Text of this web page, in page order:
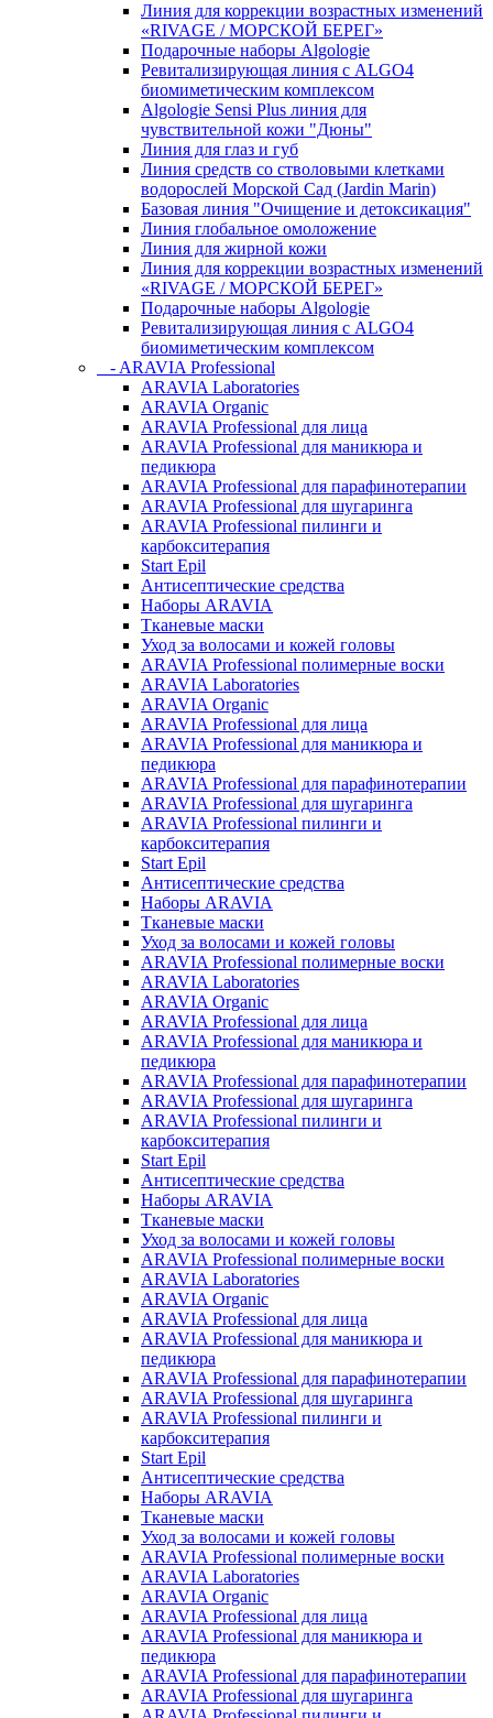
Линия для коррекции возрастных изменений
«RIVAGE / МОРСКОЙ БЕРЕГ»
Подарочные наборы Algologie
Ревитализирующая линия с ALGO4
биомиметическим комплексом
Algologie Sensi Plus линия для
чувcтвительной кожи "Дюны"
Линия для глаз и губ
Линия средств со стволовыми клетками
водорослей Морской Сад (Jardin Marin)
Базовая линия "Очищение и детоксикация"
Линия глобальное омоложение
Линия для жирной кожи
Линия для коррекции возрастных изменений
«RIVAGE / МОРСКОЙ БЕРЕГ»
Подарочные наборы Algologie
Ревитализирующая линия с ALGO4
биомиметическим комплексом
- ARAVIA Professional
ARAVIA Laboratories
ARAVIA Organic
ARAVIA Professional для лица
ARAVIA Professional для маникюра и
педикюра
ARAVIA Professional для парафинотерапии
ARAVIA Professional для шугаринга
ARAVIA Professional пилинги и
карбокситерапия
Start Epil
Антисептические средства
Наборы ARAVIA
Тканевые маски
Уход за волосами и кожей головы
ARAVIA Professional полимерные воски
ARAVIA Laboratories
ARAVIA Organic
ARAVIA Professional для лица
ARAVIA Professional для маникюра и
педикюра
ARAVIA Professional для парафинотерапии
ARAVIA Professional для шугаринга
ARAVIA Professional пилинги и
карбокситерапия
Start Epil
Антисептические средства
Наборы ARAVIA
Тканевые маски
Уход за волосами и кожей головы
ARAVIA Professional полимерные воски
ARAVIA Laboratories
ARAVIA Organic
ARAVIA Professional для лица
ARAVIA Professional для маникюра и
педикюра
ARAVIA Professional для парафинотерапии
ARAVIA Professional для шугаринга
ARAVIA Professional пилинги и
карбокситерапия
Start Epil
Антисептические средства
Наборы ARAVIA
Тканевые маски
Уход за волосами и кожей головы
ARAVIA Professional полимерные воски
ARAVIA Laboratories
ARAVIA Organic
ARAVIA Professional для лица
ARAVIA Professional для маникюра и
педикюра
ARAVIA Professional для парафинотерапии
ARAVIA Professional для шугаринга
ARAVIA Professional пилинги и
карбокситерапия
Start Epil
Антисептические средства
Наборы ARAVIA
Тканевые маски
Уход за волосами и кожей головы
ARAVIA Professional полимерные воски
ARAVIA Laboratories
ARAVIA Organic
ARAVIA Professional для лица
ARAVIA Professional для маникюра и
педикюра
ARAVIA Professional для парафинотерапии
ARAVIA Professional для шугаринга